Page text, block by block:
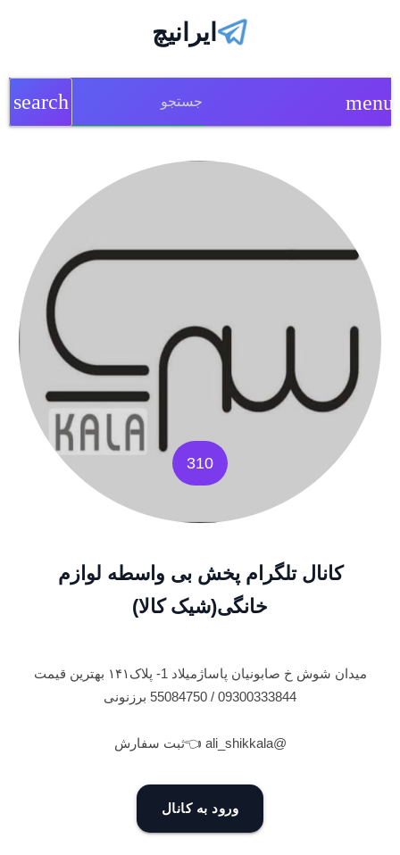
ایرانیچ
menu
search
310
کانال تلگرام پخش بی واسطه لوازم
خانگی(شیک کالا)
میدان شوش خ صابونیان پاساژمیلاد 1- پلاک۱۴۱ بهترین قیمت
09300333844 / 55084750 برزنونی
@ali_shikkala 👈ثبت سفارش
ورود به کانال